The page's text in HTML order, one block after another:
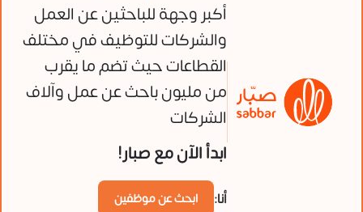
أكبر وجهة للباحثين عن العمل
والشركات للتوظيف في مختلف
القطاعات حيث تضم ما يقرب
من مليون باحث عن عمل وآلاف
الشركات
ابدأ الآن مع صبار!
أنا:
ابحث عن موظفين